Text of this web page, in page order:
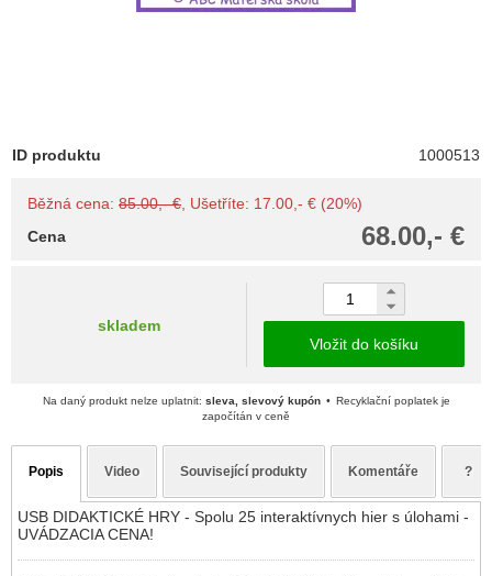
ID produktu 1000513
Běžná cena: 85.00,- € , Ušetříte: 17.00,- € (20%)
68.00,- €
Cena
skladem
Vložit do košíku
Na daný produkt nelze uplatnit: sleva, slevový kupón
Recyklační poplatek je
započítán v ceně
Popis Video Související produkty Komentáře ?
USB DIDAKTICKÉ HRY - Spolu 25 interaktívnych hier s úlohami -
UVÁDZACIA CENA!